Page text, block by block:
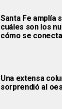
Santa Fe amplía
cuáles son los
cómo se
Una extensa
sorprendió al